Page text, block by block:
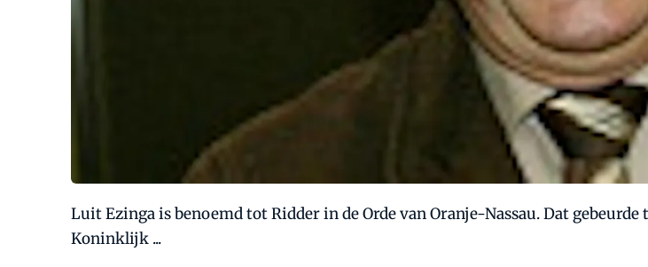
Luit Ezinga is benoemd tot Ridder in de Orde van Oranje-Nassau. Dat
Koninklijk ...